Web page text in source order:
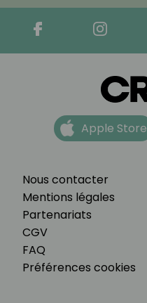
Nous contacter
Mentions légales
Partenariats
CGV
FAQ
Préférences cookies
Apple Store